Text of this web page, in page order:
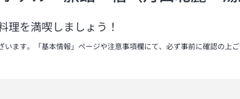
理を満喫しましょう！
ます。「基本情報」ページや注意事項欄にて、必ず事前に確認の上ご